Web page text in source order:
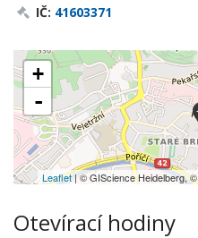
IČ: 41603371
+
-
Leaflet| © GIScience Heidelberg, ©
Otevírací hodiny